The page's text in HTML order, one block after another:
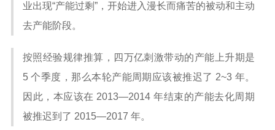
业出现“产能过剩”，开始进入漫长而痛苦的被动和主动
去产能阶段。
按照经验规律推算，四万亿刺激带动的产能上升期是
5 个季度，那么本轮产能周期应该被推迟了 2~3 年。
因此，本应该在 2013—2014 年结束的产能去化周期
被推迟到了 2015—2017 年。